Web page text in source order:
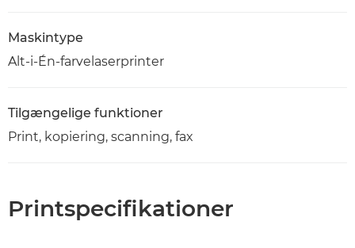
Maskintype
Alt-i-Én-farvelaserprinter
Tilgængelige funktioner
Print, kopiering, scanning, fax
Printspecifikationer